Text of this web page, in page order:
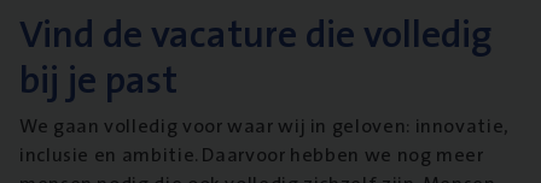
Vind de vacature die volledig
bij je past
We gaan volledig voor waar wij in geloven: innovatie,
inclusie en ambitie. Daarvoor hebben we nog meer